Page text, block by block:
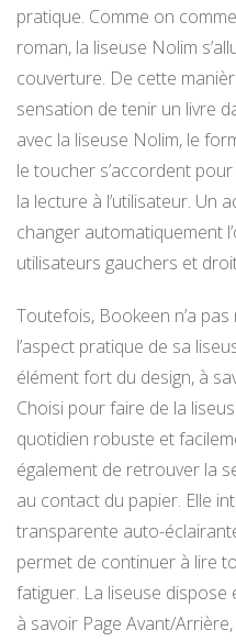
pratique. Comme on
roman, la liseuse Nolim
couverture. De cette
sensation de tenir un livre
avec la liseuse Nolim, le
le toucher s’accordent
la lecture à l’utilisateur. Un
changer automatiquement
utilisateurs gauchers et
Toutefois, Bookeen n’a
l’aspect pratique de sa
élément fort du design, à
Choisi pour faire de la
quotidien robuste et
également de retrouver la
au contact du papier. Elle
transparente auto-
permet de continuer à lire
fatiguer. La liseuse
à savoir Page Avant/